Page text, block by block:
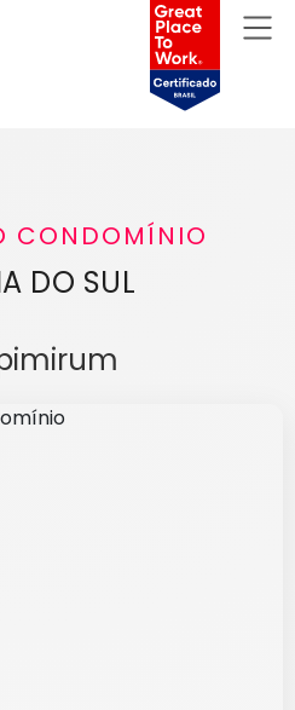
CONDOMÍNIO
DO SUL